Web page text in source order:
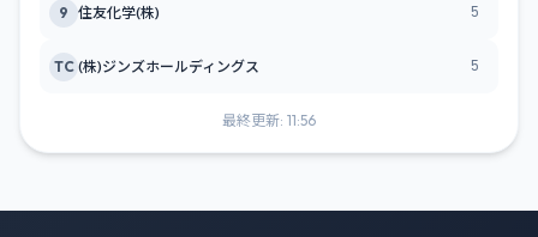
9 住友化学(株) 5
TC (株)ジンズホールディングス 5
最終更新: 11:56